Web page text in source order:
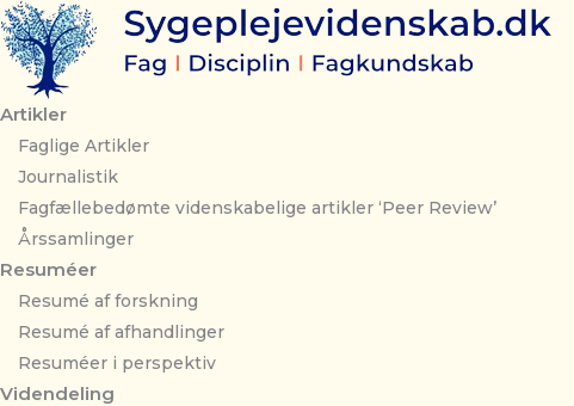
Gå
til
indholdet
Artikler
Faglige Artikler
Journalistik
Fagfællebedømte videnskabelige artikler ‘Peer Review’
Årssamlinger
Resuméer
Resumé af forskning
Resumé af afhandlinger
Resuméer i perspektiv
Videndeling